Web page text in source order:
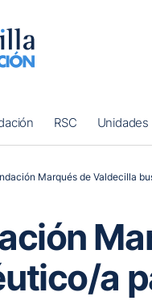
RSC Unidades
Marqués de Valdecilla
a